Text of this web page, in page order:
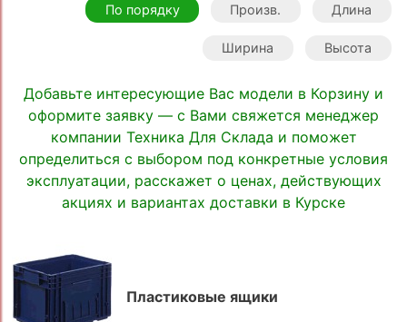
По порядку Произв. Длина
Ширина Высота
Добавьте интересующие Вас модели в Корзину и
оформите заявку — с Вами свяжется менеджер
компании Техника Для Склада и поможет
определиться с выбором под конкретные условия
эксплуатации, расскажет о ценах, действующих
акциях и вариантах доставки в Курске
Пластиковые ящики